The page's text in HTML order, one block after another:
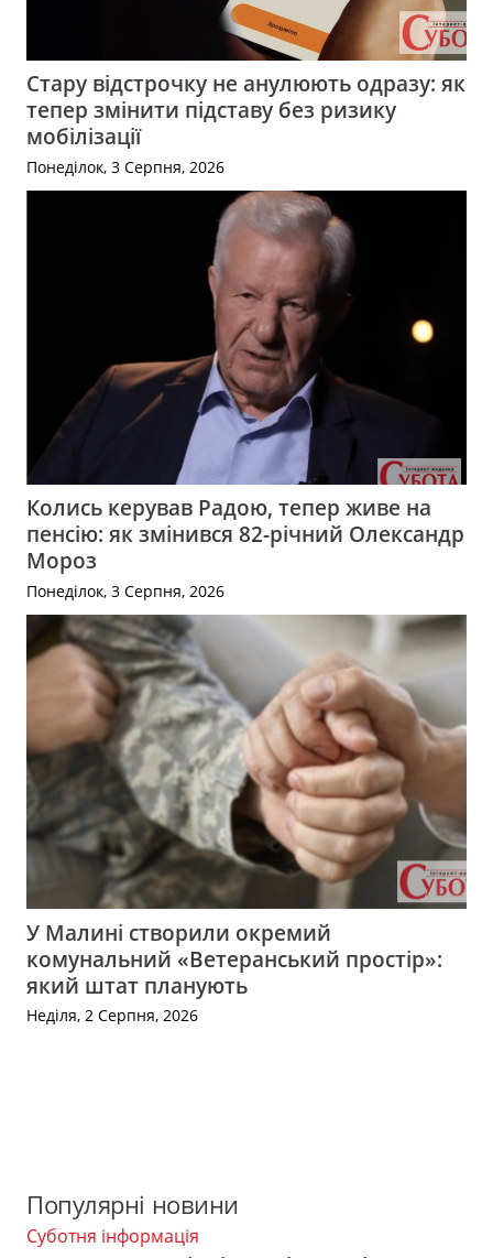
Стару відстрочку не анулюють одразу: як
тепер змінити підставу без ризику
мобілізації
Понеділок, 3 Серпня, 2026
Колись керував Радою, тепер живе на
пенсію: як змінився 82-річний Олександр
Мороз
Понеділок, 3 Серпня, 2026
У Малині створили окремий
комунальний «Ветеранський простір»:
який штат планують
Неділя, 2 Серпня, 2026
Популярні новини
Суботня інформація